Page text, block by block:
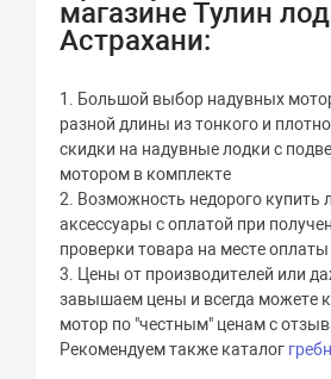
магазине Тулин
Астрахани:
1. Большой выбор надувных
разной длины из тонкого и
скидки на надувные лодки с
мотором в комплекте
2. Возможность недорого купить
аксессуары с оплатой при
проверки товара на месте оплаты
3. Цены от производителей или
завышаем цены и всегда можете
мотор по "честным" ценам с
Рекомендуем также каталог